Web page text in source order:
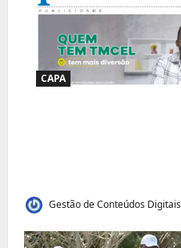
CAPA
Gestão de Conteúdos Digitais